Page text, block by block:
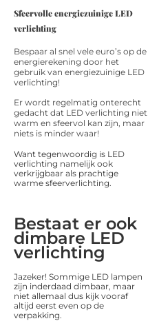
Sfeervolle energiezuinige LED
verlichting
Bespaar al snel vele euro’s op de
energierekening door het
gebruik van energiezuinige LED
verlichting!
Er wordt regelmatig onterecht
gedacht dat LED verlichting niet
warm en sfeervol kan zijn, maar
niets is minder waar!
Want tegenwoordig is LED
verlichting namelijk ook
verkrijgbaar als prachtige
warme sfeerverlichting.
Bestaat er ook
dimbare LED
verlichting
Jazeker! Sommige LED lampen
zijn inderdaad dimbaar, maar
niet allemaal dus kijk vooraf
altijd eerst even op de
verpakking.